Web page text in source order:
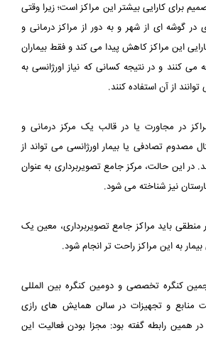
برای کارایی بیشتر این مراکز است؛ زیرا وقتی
در گوشه ای از شهر و به دور از مراکز درمانی و
این مراکز کاهش پیدا می کند و فقط بیماران
می کنند و در نتیجه کسانی که نیاز اورژانسی به
از آن استفاده کنند.
در مجاورت یا در قالب یک مرکز درمانی و
مصدوم تصادفی یا بیمار اورژانسی می تواند از
در این حالت، مرکز جامع تصویربرداری به عنوان
نیز شناخته می شود.
باید مراکز جامع تصویربرداری، معین یک
به این مراکز راحت تر انجام شود.
کنگره تخصصی و دومین کنگره بین المللی
منابع و تجهیزات در سالن همایش های رازی
همین رابطه گفته بود: مجزا بودن فعالیت این